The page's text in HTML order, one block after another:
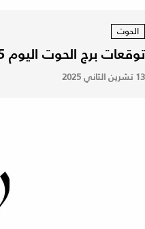
الحوت
توقعات برج الحوت اليوم 13/11/2025
13 تشرين الثاني 2025